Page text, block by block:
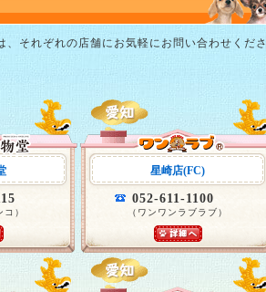
それぞれの店舗にお気軽にお問い合わせくださ
）
星崎店(FC)
052-611-1100
（ワンワンラブラブ）